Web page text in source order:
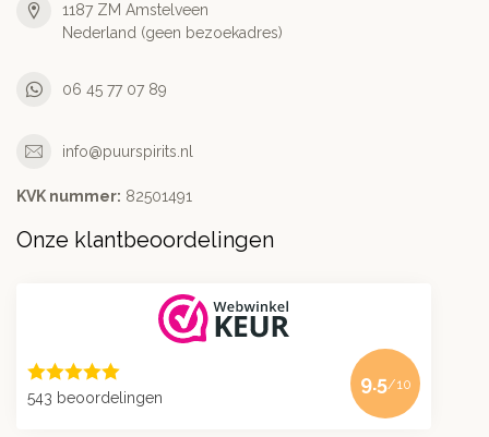
1187 ZM Amstelveen
Nederland (geen bezoekadres)
06 45 77 07 89
info@puurspirits.nl
KVK nummer: 82501491
Onze klantbeoordelingen
543 beoordelingen
9.5/10